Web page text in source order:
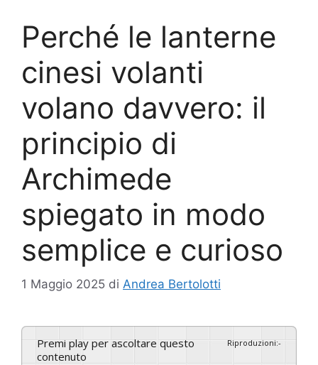
Perché le lanterne
cinesi volanti
volano davvero: il
principio di
Archimede
spiegato in modo
semplice e curioso
1 Maggio 2025 di Andrea Bertolotti
Premi play per ascoltare questo
contenuto
Riproduzioni:-